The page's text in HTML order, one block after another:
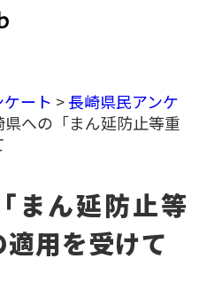
ケート >長崎県民アンケ
県への「まん延防止等重
まん延防止等
用を受けて